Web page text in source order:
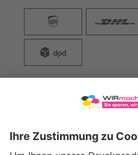
WIRmachenDRUCK GmbH
71522 Backnang